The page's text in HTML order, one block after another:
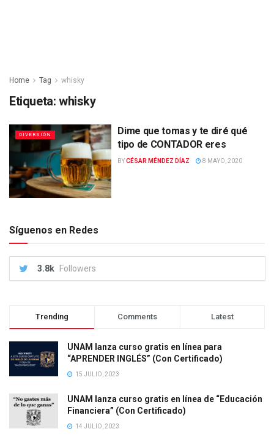
Home Tag whisky
Etiqueta: whisky
DIVERSIÓN
Dime que tomas y te diré qué
tipo de CONTADOR eres
BYCÉSAR MÉNDEZ DÍAZ 8 MAYO, 2020
Síguenos en Redes
3.8k Followers
Trending Comments Latest
UNAM lanza curso gratis en línea para
“APRENDER INGLÉS” (Con Certificado)
15 JULIO, 2023
UNAM lanza curso gratis en línea de “Educación
Financiera” (Con Certificado)
14 JULIO, 2023